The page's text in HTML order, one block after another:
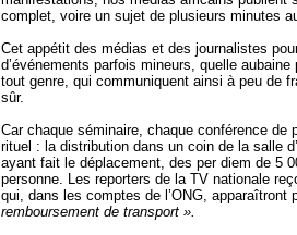
complet, voire un sujet de plusieurs minutes
Cet appétit des médias et des journalistes
d’événements parfois mineurs, quelle
tout genre, qui communiquent ainsi à peu de
sûr.
Car chaque séminaire, chaque conférence de
rituel : la distribution dans un coin de la salle
ayant fait le déplacement, des per diem de 5
personne. Les reporters de la TV nationale
qui, dans les comptes de l’ONG, apparaîtront
remboursement de transport ».